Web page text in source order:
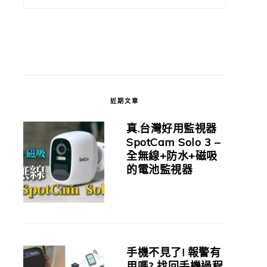
近期文章
真.台灣好用監視器
SpotCam Solo 3 –
全無線+防水+磁吸
的電池監視器
手機不見了! 報警有